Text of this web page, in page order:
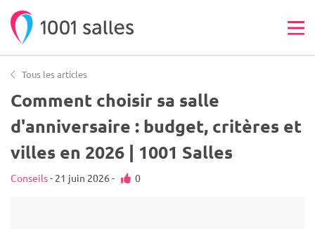
Tous les articles
Comment choisir sa salle
d'anniversaire : budget, critères et
villes en 2026 | 1001 Salles
Conseils- 21 juin 2026 - 0